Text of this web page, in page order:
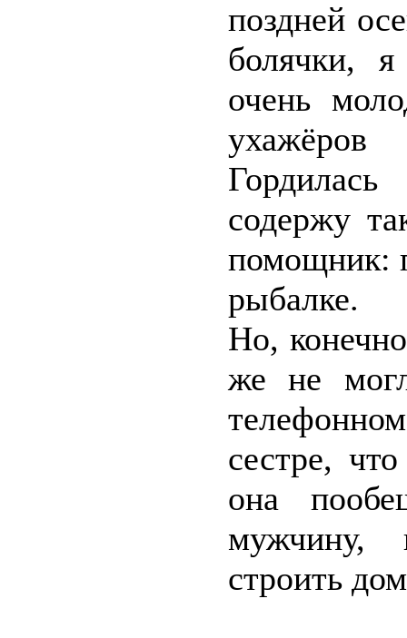
поздней
болячки,
очень
содержу
помощник:
рыбалке.
Но,
же не
сестре,
она
мужчину,
строить